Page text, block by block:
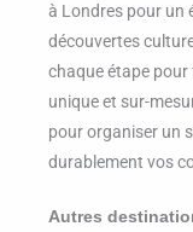
à Londres pour un
découvertes
chaque étape pour
unique et sur-
pour organiser un
durablement vos
Autres